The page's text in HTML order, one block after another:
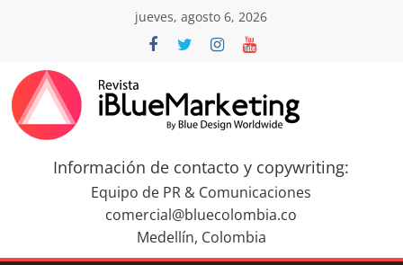
jueves, agosto 6, 2026
Revista
iBlue
Marketing
Información de contacto y copywriting:
Equipo de PR & Comunicaciones
comercial@bluecolombia.co
Medellín, Colombia